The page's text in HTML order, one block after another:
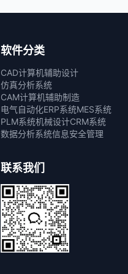
软件分类
CAD计算机辅助设计
仿真分析系统
CAM计算机辅助制造
电气自动化ERP系统MES系统
PLM系统机械设计CRM系统
数据分析系统信息安全管理
联系我们